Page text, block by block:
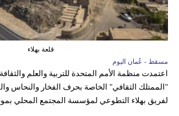
قلعة بهلاء
مسقط - عُمان اليوم
اعتمدت منظمة الأمم المتحدة للتربية والعلم
"الممتلك الثقافي" الخاصة بحرف الفخار والنحاس
لفريق بهلاء التطوعي لمؤسسة المجتمع المحلي